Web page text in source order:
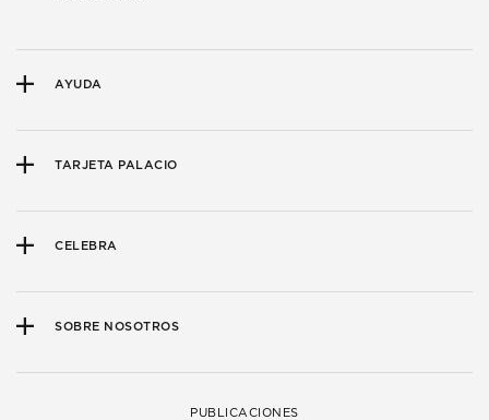
AYUDA
TARJETA PALACIO
CELEBRA
SOBRE NOSOTROS
PUBLICACIONES